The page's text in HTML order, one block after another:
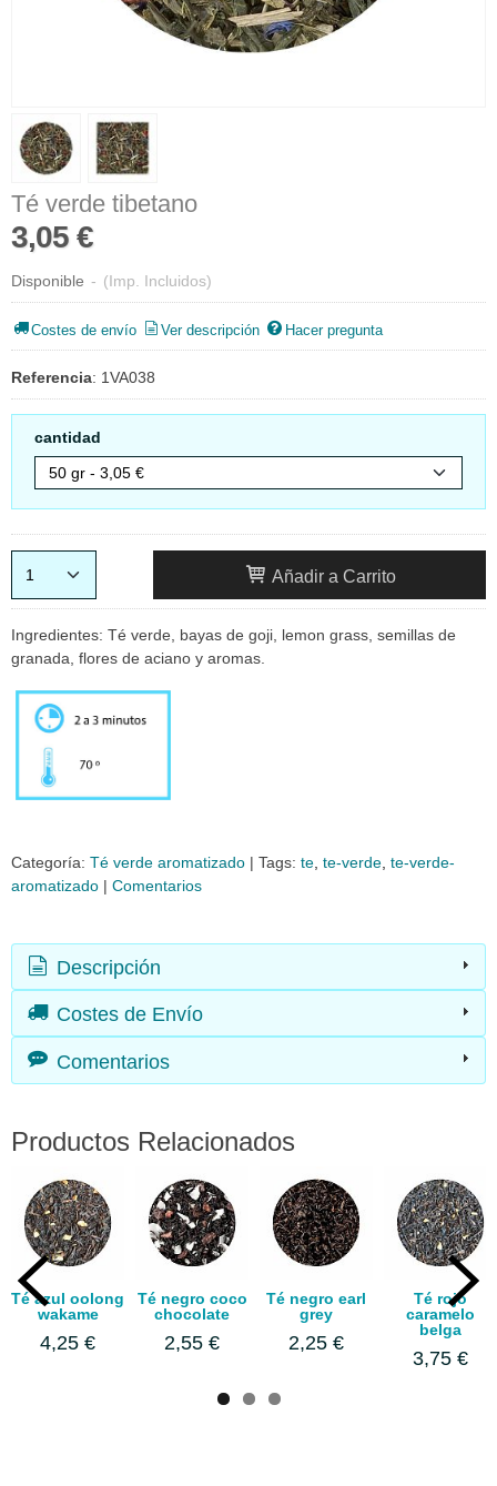
Té verde tibetano
3,05 €
Disponible - (Imp. Incluidos)
Costes de envío Ver descripción Hacer pregunta
Referencia: 1VA038
cantidad
Añadir a Carrito
Ingredientes: Té verde, bayas de goji, lemon grass, semillas de
granada, flores de aciano y aromas.
Categoría: Té verde aromatizado | Tags: te te-verde te-verde-
aromatizado | Comentarios
Descripción
Costes de Envío
Comentarios
Productos Relacionados
Té azul oolong
wakame
4,25 €
Té negro coco
chocolate
2,55 €
Té negro earl
grey
2,25 €
Té rojo
caramelo
belga
3,75 €